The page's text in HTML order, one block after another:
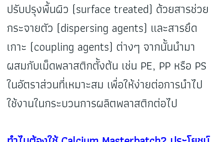
ปรับปรุงพื้นผิว (surface treated) ด้วยสารช่วย
กระจายตัว (dispersing agents) และสารยึด
เกาะ (coupling agents) ต่างๆ จากนั้นนำมา
ผสมกับเม็ดพลาสติกตั้งต้น เช่น PE, PP หรือ PS
ในอัตราส่วนที่เหมาะสม เพื่อให้ง่ายต่อการนำไป
ใช้งานในกระบวนการผลิตพลาสติกต่อไป